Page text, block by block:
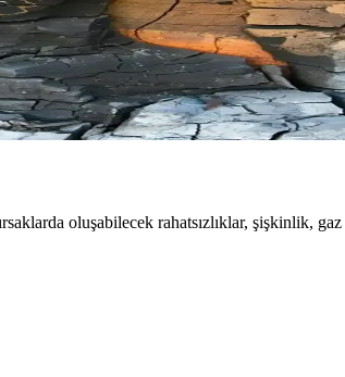
deneyimleri çeşitli olsa da, düzenli
iyileştirir, doğal dengeyi sağlar.
oluşabilecek rahatsızlıklar, şişkinlik,